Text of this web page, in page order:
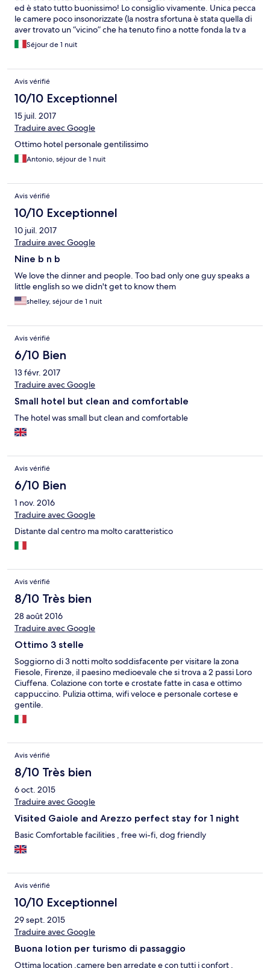
ed è stato tutto buonissimo! Lo consiglio vivamente. Unica pecca
le camere poco insonorizzate (la nostra sfortuna è stata quella di
aver trovato un “vicino” che ha tenuto fino a notte fonda la tv a
volumi esagerati e alla mattina alle 6 ha iniziato a tossire in un
modo quasi preoccupante...sembrava di averlo in camera con
riprenoterei questo hotel per l’ottima qualità prezzo. Un
complimento a tutto lo staff davvero gentile e simpatico
Séjour de 1 nuit
Avis vérifié
10/10 Exceptionnel
15 juil. 2017
Traduire avec Google
Ottimo hotel personale gentilissimo
Antonio, séjour de 1 nuit
Avis vérifié
10/10 Exceptionnel
10 juil. 2017
Traduire avec Google
Nine b n b
We love the dinner and people. Too bad only one guy speaks a
little english so we didn't get to know them
shelley, séjour de 1 nuit
Avis vérifié
6/10 Bien
13 févr. 2017
Traduire avec Google
Small hotel but clean and comfortable
The hotel was small but clean and comfortable
Avis vérifié
6/10 Bien
1 nov. 2016
Traduire avec Google
Distante dal centro ma molto caratteristico
Avis vérifié
8/10 Très bien
28 août 2016
Traduire avec Google
Ottimo 3 stelle
Soggiorno di 3 notti molto soddisfacente per visitare la zona
Fiesole, Firenze, il paesino medioevale che si trova a 2 passi Loro
Ciuffena. Colazione con torte e crostate fatte in casa e ottimo
cappuccino. Pulizia ottima, wifi veloce e personale cortese e
gentile.
Avis vérifié
8/10 Très bien
6 oct. 2015
Traduire avec Google
Visited Gaiole and Arezzo perfect stay for 1 night
Basic Comfortable facilities , free wi-fi, dog friendly
Avis vérifié
10/10 Exceptionnel
29 sept. 2015
Traduire avec Google
Buona lotion per turismo di passaggio
Ottima location ,camere ben arredate e con tutti i confort ,